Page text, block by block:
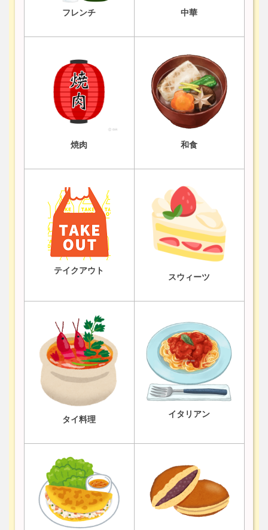
フレンチ 中華
焼肉 和食
テイクアウト
スウィーツ
タイ料理
イタリアン